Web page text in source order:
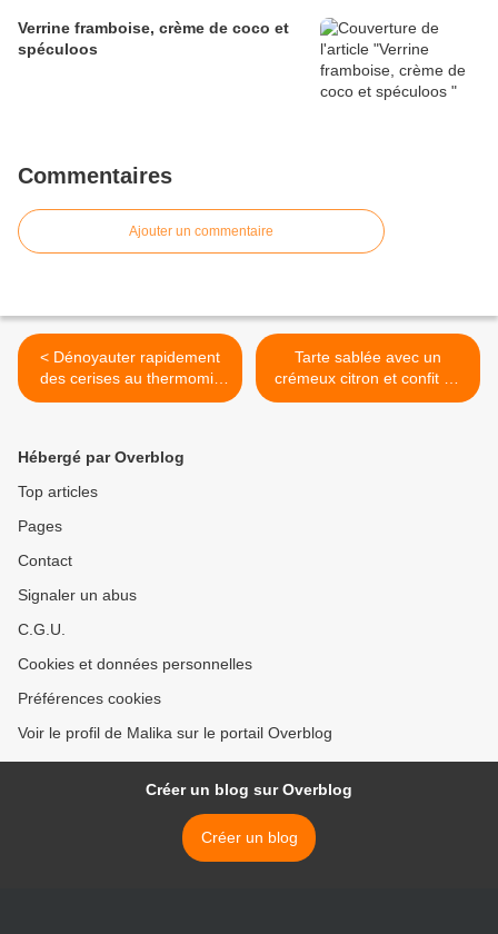
Verrine framboise, crème de coco et
spéculoos
Commentaires
Ajouter un commentaire
< Dénoyauter rapidement
des cerises au thermomix
pour vos clafoutis ou vos
Tarte sablée avec un
crémeux citron et confit de
framboises >
Hébergé par Overblog
Top articles
Pages
Contact
Signaler un abus
C.G.U.
Cookies et données personnelles
Préférences cookies
Voir le profil de Malika sur le portail Overblog
Créer un blog sur Overblog
Créer un blog